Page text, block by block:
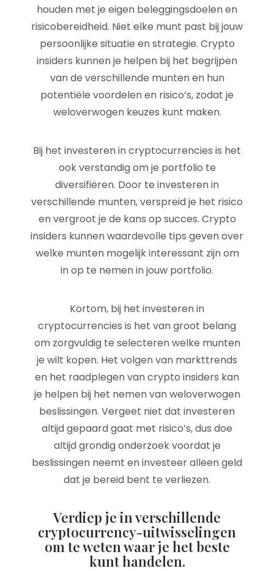
houden met je eigen beleggingsdoelen en
risicobereidheid. Niet elke munt past bij jouw
persoonlijke situatie en strategie. Crypto
insiders kunnen je helpen bij het begrijpen
van de verschillende munten en hun
potentiële voordelen en risico’s, zodat je
weloverwogen keuzes kunt maken.
Bij het investeren in cryptocurrencies is het
ook verstandig om je portfolio te
diversifiëren. Door te investeren in
verschillende munten, verspreid je het risico
en vergroot je de kans op succes. Crypto
insiders kunnen waardevolle tips geven over
welke munten mogelijk interessant zijn om
in op te nemen in jouw portfolio.
Kortom, bij het investeren in
cryptocurrencies is het van groot belang
om zorgvuldig te selecteren welke munten
je wilt kopen. Het volgen van markttrends
en het raadplegen van crypto insiders kan
je helpen bij het nemen van weloverwogen
beslissingen. Vergeet niet dat investeren
altijd gepaard gaat met risico’s, dus doe
altijd grondig onderzoek voordat je
beslissingen neemt en investeer alleen geld
dat je bereid bent te verliezen.
Verdiep je in verschillende
cryptocurrency-uitwisselingen
om te weten waar je het beste
kunt handelen.